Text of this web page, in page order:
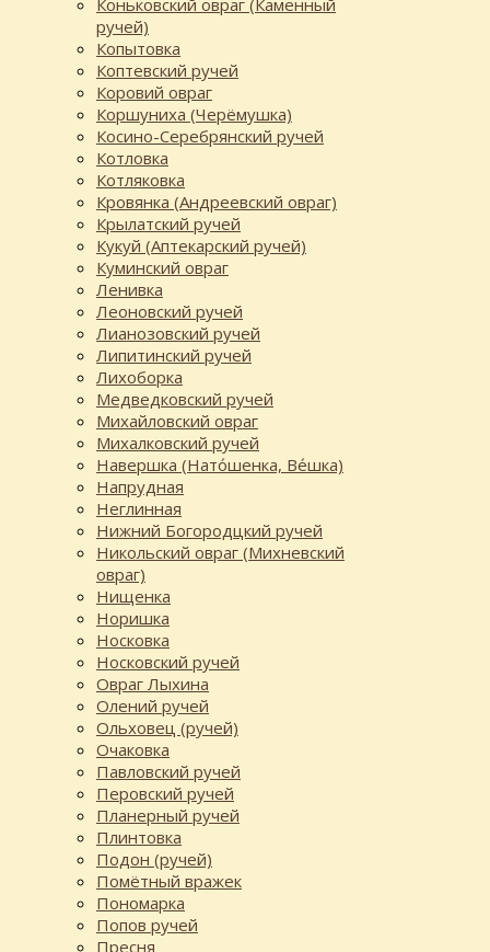
ручей)
Копытовка
Коптевский ручей
Коровий овраг
Коршуниха (Черёмушка)
Косино-Серебрянский ручей
Котловка
Котляковка
Кровянка (Андреевский овраг)
Крылатский ручей
Кукуй (Аптекарский ручей)
Куминский овраг
Ленивка
Леоновский ручей
Лианозовский ручей
Липитинский ручей
Лихоборка
Медведковский ручей
Михайловский овраг
Михалковский ручей
Навершка (Нато́шенка, Ве́шка)
Напрудная
Неглинная
Нижний Богородцкий ручей
Никольский овраг (Михневский
овраг)
Нищенка
Норишка
Носковка
Носковский ручей
Овраг Лыхина
Олений ручей
Ольховец (ручей)
Очаковка
Павловский ручей
Перовский ручей
Планерный ручей
Плинтовка
Подон (ручей)
Помётный вражек
Пономарка
Попов ручей
Пресня